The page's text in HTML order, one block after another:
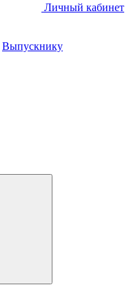
Личный кабинет
Выпускнику